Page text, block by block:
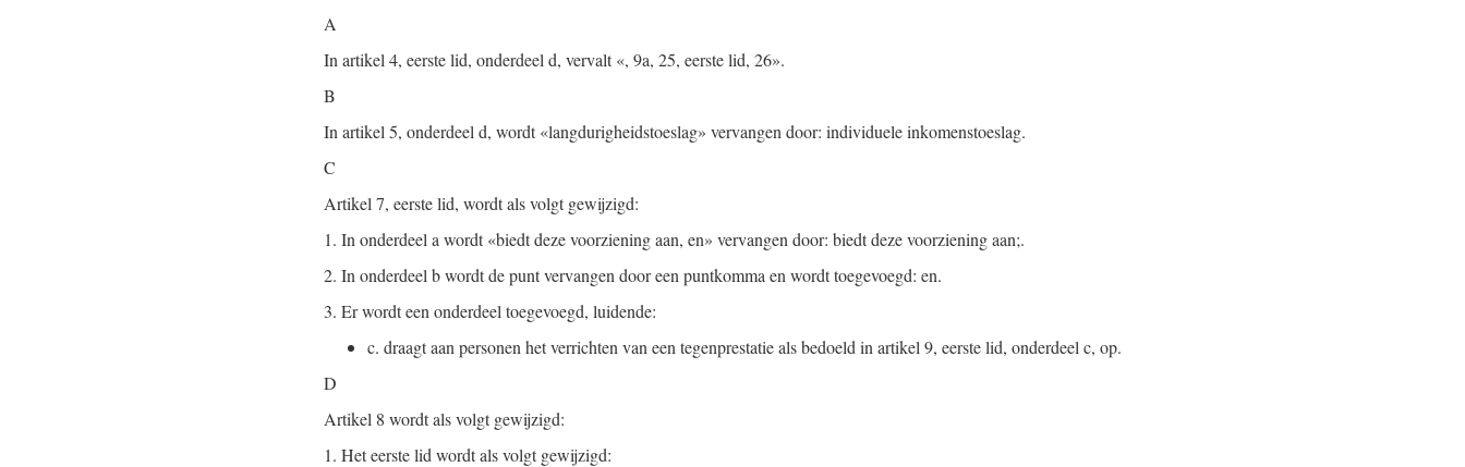
A
In artikel 4, eerste lid, onderdeel d, vervalt «, 9a, 25, eerste lid, 26».
B
In artikel 5, onderdeel d, wordt «langdurigheidstoeslag» vervangen door: individuele inkomenstoeslag.
C
Artikel 7, eerste lid, wordt als volgt gewijzigd:
1. In onderdeel a wordt «biedt deze voorziening aan, en» vervangen door: biedt deze voorziening aan;.
2. In onderdeel b wordt de punt vervangen door een puntkomma en wordt toegevoegd: en.
3. Er wordt een onderdeel toegevoegd, luidende:
c. draagt aan personen het verrichten van een tegenprestatie als bedoeld in artikel 9, eerste lid, onderdeel c, op.
D
Artikel 8 wordt als volgt gewijzigd:
1. Het eerste lid wordt als volgt gewijzigd: